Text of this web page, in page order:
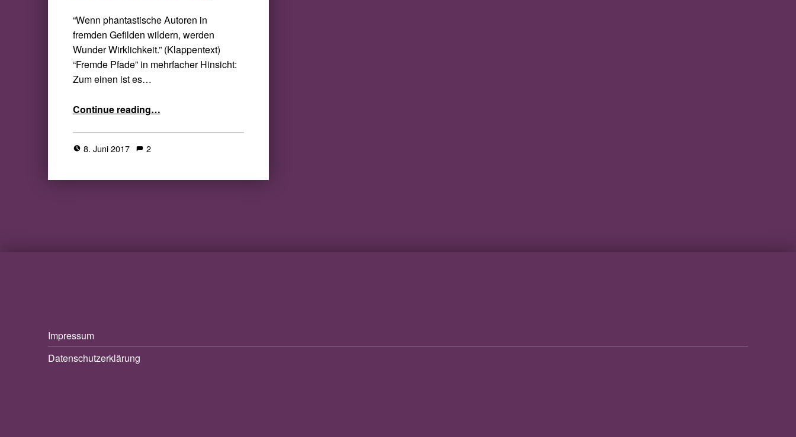
“Wenn phantastische Autoren in
fremden Gefilden wildern, werden
Wunder Wirklichkeit.” (Klappentext)
“Fremde Pfade” in mehrfacher Hinsicht:
Zum einen ist es…
Continue reading“Isa Theobald (Hg.): Auf fremden Pfaden (Video-Buchvorstellung)”
…
8. Juni 2017 2
Impressum
Datenschutzerklärung